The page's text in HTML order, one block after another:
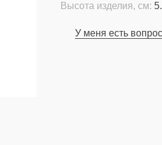
Высота изделия, см:
У меня есть